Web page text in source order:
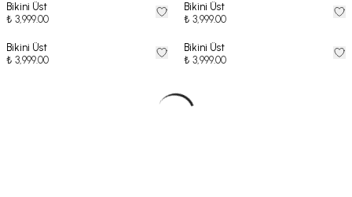
Bikini Üst
₺ 3,999.00
Bikini Üst
₺ 3,999.00
Bikini Üst
₺ 3,999.00
Bikini Üst
₺ 3,999.00